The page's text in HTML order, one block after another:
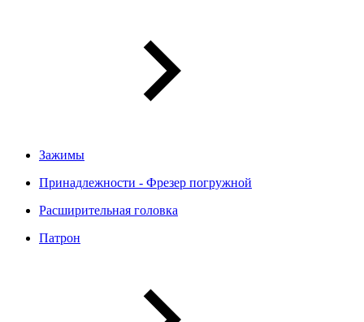
Зажимы
Принадлежности - Фрезер погружной
Расширительная головка
Патрон